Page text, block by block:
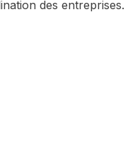
des entreprises.